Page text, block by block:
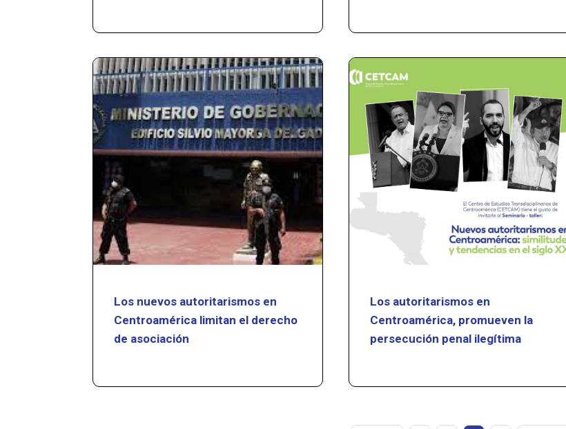
Los nuevos autoritarismos en
Centroamérica limitan el derecho
de asociación
Los autoritarismos en
Centroamérica, promueven la
persecución penal ilegítima